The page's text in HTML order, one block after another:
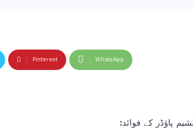
Pinterest WhatsApp
پاؤڈر کے فوائد